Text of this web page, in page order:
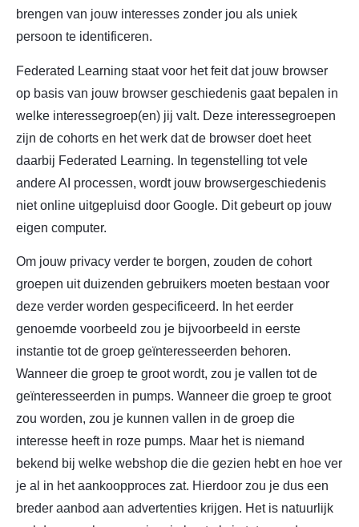
brengen van jouw interesses zonder jou als uniek
persoon te identificeren.
Federated Learning staat voor het feit dat jouw browser
op basis van jouw browser geschiedenis gaat bepalen in
welke interessegroep(en) jij valt. Deze interessegroepen
zijn de cohorts en het werk dat de browser doet heet
daarbij Federated Learning. In tegenstelling tot vele
andere AI processen, wordt jouw browsergeschiedenis
niet online uitgepluisd door Google. Dit gebeurt op jouw
eigen computer.
Om jouw privacy verder te borgen, zouden de cohort
groepen uit duizenden gebruikers moeten bestaan voor
deze verder worden gespecificeerd. In het eerder
genoemde voorbeeld zou je bijvoorbeeld in eerste
instantie tot de groep geïnteresseerden behoren.
Wanneer die groep te groot wordt, zou je vallen tot de
geïnteresseerden in pumps. Wanneer die groep te groot
zou worden, zou je kunnen vallen in de groep die
interesse heeft in roze pumps. Maar het is niemand
bekend bij welke webshop die die gezien hebt en hoe ver
je al in het aankoopproces zat. Hierdoor zou je dus een
breder aanbod aan advertenties krijgen. Het is natuurlijk